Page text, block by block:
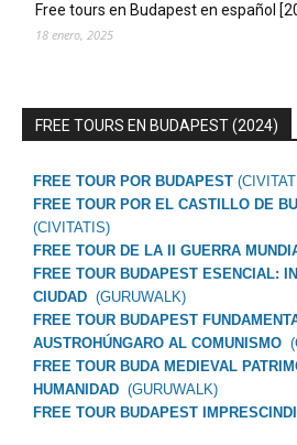
Free tours en Budapest en español
18 enero, 2025
FREE TOURS EN BUDAPEST (2024)
FREE TOUR POR BUDAPEST
FREE TOUR POR EL CASTILLO DE
(CIVITATIS)
FREE TOUR DE LA II GUERRA
FREE TOUR BUDAPEST ESENCIAL:
CIUDAD (GURUWALK)
FREE TOUR BUDAPEST
AUSTROHÚNGARO AL COMUNISMO
FREE TOUR BUDA MEDIEVAL
HUMANIDAD (GURUWALK)
FREE TOUR BUDAPEST